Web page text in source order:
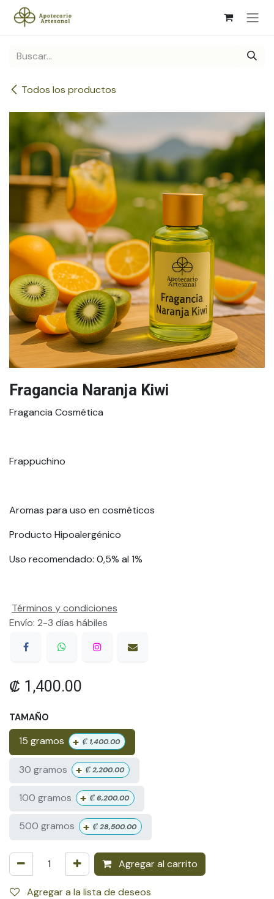
Ir al contenido
Todos los productos
Fragancia Naranja Kiwi
Fragancia Cosmética
Frappuchino
Aromas para uso en cosméticos
Producto Hipoalergénico
Uso recomendado: 0,5% al 1%
₡ 1,400.00
TAMAÑO
15 gramos + ₡ 1,400.00
30 gramos + ₡2,200.00
100 gramos + ₡6,200.00
500 gramos + ₡28,500.00
Agregar al carrito
Agregar a la lista de deseos
Términos y condiciones
Envío: 2-3 días hábiles